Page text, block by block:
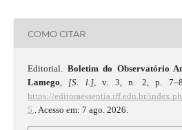
COMO CITAR
Editorial. Boletim do Observatório
Lamego, [S. l.], v. 3, n. 2, p.
https://editoraessentia.iff.edu.br/
5.. Acesso em: 7 ago. 2026.